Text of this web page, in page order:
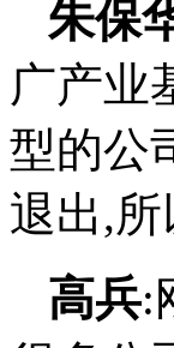
型的
退出,
高兵:
很多公
会持续